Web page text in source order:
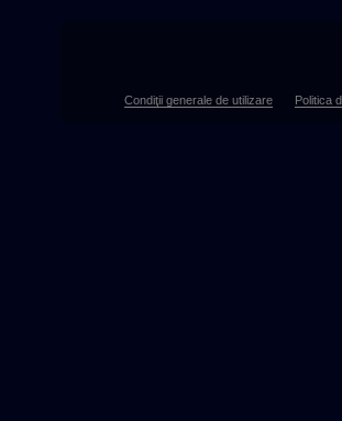
Condiţii generale de utilizare Politica